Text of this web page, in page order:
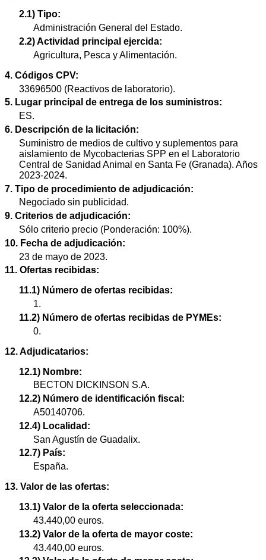
2.1) Tipo:
Administración General del Estado.
2.2) Actividad principal ejercida:
Agricultura, Pesca y Alimentación.
4. Códigos CPV:
33696500 (Reactivos de laboratorio).
5. Lugar principal de entrega de los suministros:
ES.
6. Descripción de la licitación:
Suministro de medios de cultivo y suplementos para
aislamiento de Mycobacterias SPP en el Laboratorio
Central de Sanidad Animal en Santa Fe (Granada). Años
2023-2024.
7. Tipo de procedimiento de adjudicación:
Negociado sin publicidad.
9. Criterios de adjudicación:
Sólo criterio precio (Ponderación: 100%).
10. Fecha de adjudicación:
23 de mayo de 2023.
11. Ofertas recibidas:
11.1) Número de ofertas recibidas:
1.
11.2) Número de ofertas recibidas de PYMEs:
0.
12. Adjudicatarios:
12.1) Nombre:
BECTON DICKINSON S.A.
12.2) Número de identificación fiscal:
A50140706.
12.4) Localidad:
San Agustín de Guadalix.
12.7) País:
España.
13. Valor de las ofertas:
13.1) Valor de la oferta seleccionada:
43.440,00 euros.
13.2) Valor de la oferta de mayor coste:
43.440,00 euros.